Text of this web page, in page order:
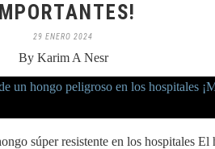
IMPORTANTES!
29 ENERO 2024
By Karim A Nesr
súper resistente en los hospitales El